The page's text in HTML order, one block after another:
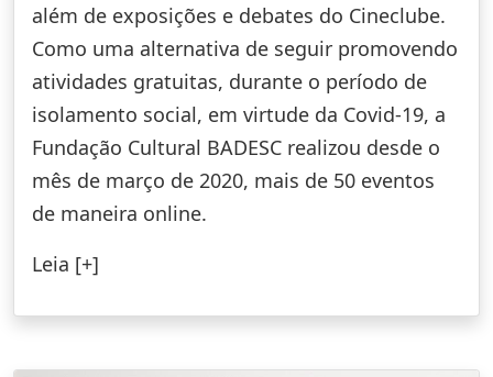
além de exposições e debates do Cineclube.
Como uma alternativa de seguir promovendo
atividades gratuitas, durante o período de
isolamento social, em virtude da Covid-19, a
Fundação Cultural BADESC realizou desde o
mês de março de 2020, mais de 50 eventos
de maneira online.
Leia [+]